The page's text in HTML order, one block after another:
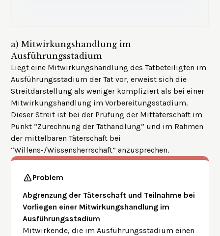
a) Mitwirkungshandlung im
Ausführungsstadium
Liegt eine Mitwirkungshandlung des Tatbeteiligten im
Ausführungsstadium der Tat vor, erweist sich die
Streitdarstellung als weniger kompliziert als bei einer
Mitwirkungshandlung im Vorbereitungsstadium.
Dieser Streit ist bei der Prüfung der Mittäterschaft im
Punkt “Zurechnung der Tathandlung” und im Rahmen
der mittelbaren Täterschaft bei
“Willens-/Wissensherrschaft” anzusprechen.
Problem
Abgrenzung der Täterschaft und Teilnahme bei
Vorliegen einer Mitwirkungshandlung im
Ausführungsstadium
Mitwirkende, die im Ausführungsstadium einen